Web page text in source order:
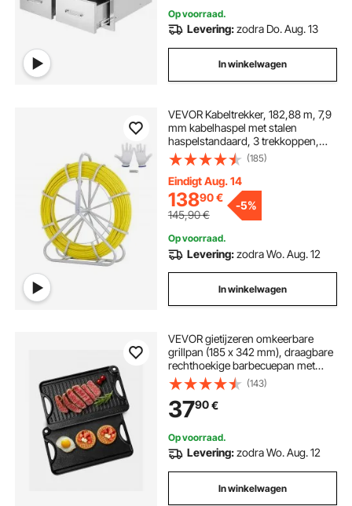
Op voorraad.
Levering:zodra Do. Aug. 13
In winkelwagen
VEVOR Kabeltrekker, 182,88 m, 7,9
mm kabelhaspel met stalen
haspelstandaard, 3 trekkoppen,
visgerei voor muren en elektrische
draden, niet-geleidend
(185)
Eindigt Aug. 14
13890€
145,90€
-5%
Op voorraad.
Levering:zodra Wo. Aug. 12
In winkelwagen
VEVOR gietijzeren omkeerbare
grillpan (185 x 342 mm), draagbare
rechthoekige barbecuepan met
handvat, kookgerei voor op het
fornuis, binnen- en buitengrill,
zwart
(143)
3790€
Op voorraad.
Levering:zodra Wo. Aug. 12
In winkelwagen